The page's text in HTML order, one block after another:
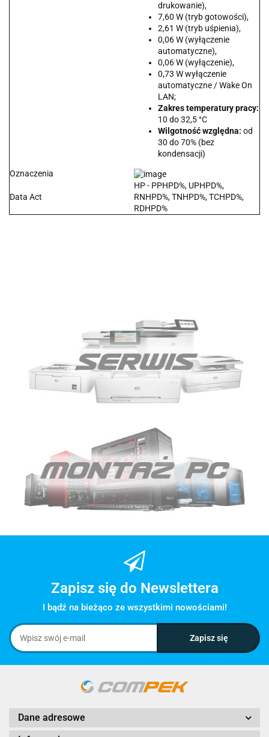
drukowanie),
7,60 W (tryb gotowości),
2,61 W (tryb uśpienia),
0,06 W (wyłączenie
automatyczne),
0,06 W (wyłączenie),
0,73 W wyłączenie
automatyczne / Wake On
LAN;
Zakres temperatury pracy:
10 do 32,5 °C
Wilgotność względna: od
30 do 70% (bez
kondensacji)
Oznaczenia
Data Act
HP - PPHPD%, UPHPD%,
RNHPD%, TNHPD%, TCHPD%,
RDHPD%
Zapisz się do Newslettera
I bądź na bieżąco ze wszystkimi nowościami!
Dane adresowe